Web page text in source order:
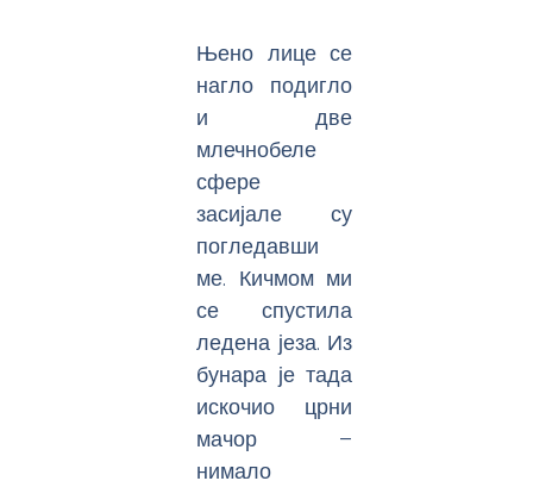
Њено лице се
нагло подигло
и две
млечнобеле
сфере
засијале су
погледавши
ме. Кичмом ми
се спустила
ледена језа. Из
бунара је тада
искочио црни
мачор –
нимало